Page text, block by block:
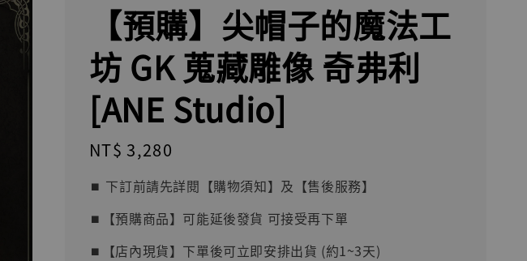
【預購】尖帽子的魔法工
坊 GK 蒐藏雕像 奇弗利
[ANE Studio]
Regular
price
NT$ 3,280
⏹︎ 下訂前請先詳閱【購物須知】及【售後服務】
⏹︎【預購商品】可能延後發貨 可接受再下單
⏹︎【店內現貨】下單後可立即安排出貨 (約1~3天)